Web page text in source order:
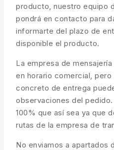
producto, nuestro equipo
pondrá en contacto para
informarte del plazo de
disponible el producto.
La empresa de
en horario comercial,
concreto de entrega
observaciones del
100% que así sea ya que
rutas de la empresa de
No enviamos a apartados